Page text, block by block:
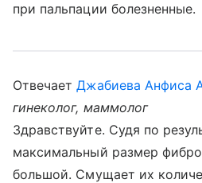
при пальпации болезненные.
ОтвечаетДжабиева Анфиса
гинеколог, маммолог
Здравствуйте. Судя по
максимальный размер
большой. Смущает их